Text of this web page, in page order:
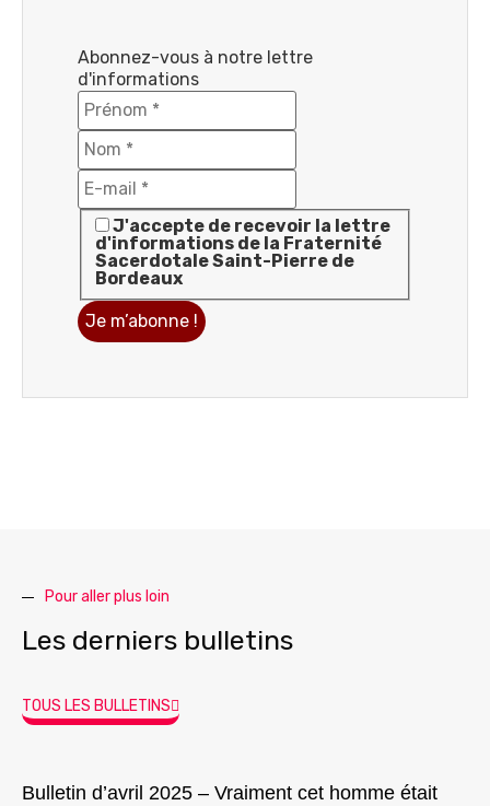
Abonnez-vous à notre lettre
d'informations
J'accepte de recevoir la lettre
d'informations de la Fraternité
Sacerdotale Saint-Pierre de
Bordeaux
Pour aller plus loin
Les derniers bulletins
TOUS LES BULLETINS
Bulletin d’avril 2025 – Vraiment cet homme était